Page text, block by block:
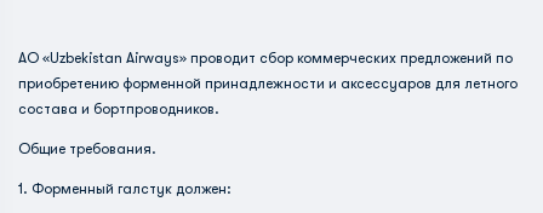
АО «Uzbekistan Airways» проводит сбор коммерческих предложений по
приобретению форменной принадлежности и аксессуаров для летного
состава и бортпроводников.
Общие требования.
1. Форменный галстук должен: